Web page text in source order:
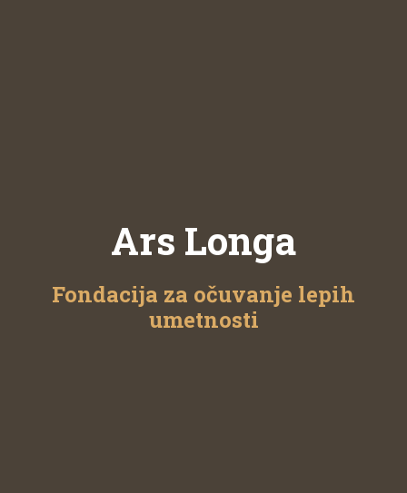
Ars Longa
Fondacija za očuvanje lepih
umetnosti